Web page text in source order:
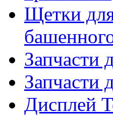
Щетки для
Запчасти
Запчасти
Дисплей